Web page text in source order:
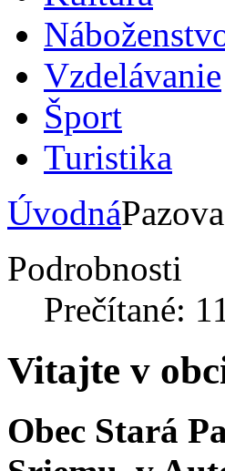
Vzdelávanie
Šport
Turistika
ÚvodnáPazova
Podrobnosti
Prečítané:
Vitajte v
Obec Stará